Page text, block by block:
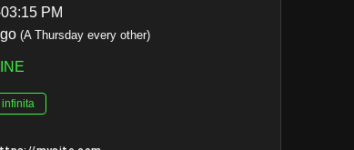
PM
(A Thursday every other)